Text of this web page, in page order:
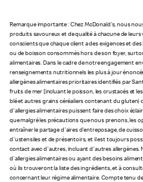
Remarque importante : Chez McDonald's, nous
produits savoureux et de qualité à chacune de
conscients que chaque client a des exigences et
ou de boisson consommés hors de son foyer,
alimentaires. Dans le cadre de notre engagement
renseignements nutritionnels les plus à jour
allergènes alimentaires prioritaires identifiés par
fruits de mer [incluant le poisson, les crustacés et
blé et autres grains céréaliers contenant du gluten)
d'allergies alimentaires puissent faire des choix
que malgré les précautions que nous prenons, les
entraîner le partage d'aires d'entreposage, de
d'ustensiles et de présentoirs, et il est toujours
contact avec d'autres, incluant d'autres
d'allergies alimentaires ou ayant des besoins
où ils trouveront la liste des ingrédients, et à
concernant leur régime alimentaire. Compte tenu